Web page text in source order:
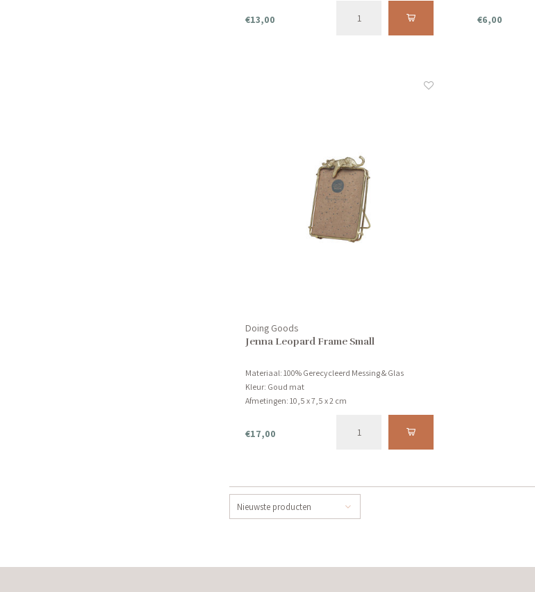
€13,00 €6,00
Doing Goods
Jenna Leopard Frame Small
Materiaal: 100% Gerecycleerd Messing & Glas
Kleur: Goud mat
Afmetingen: 10,5 x 7,5 x 2 cm
€17,00
Nieuwste producten